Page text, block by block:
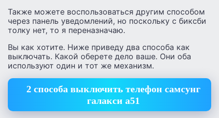
Также можете воспользоваться другим способом
через панель уведомлений, но поскольку с биксби
толку нет, то я переназначаю.
Вы как хотите. Ниже приведу два способа как
выключать. Какой оберете дело ваше. Они оба
используют один и тот же механизм.
2 способа выключить телефон самсунг
галакси а51